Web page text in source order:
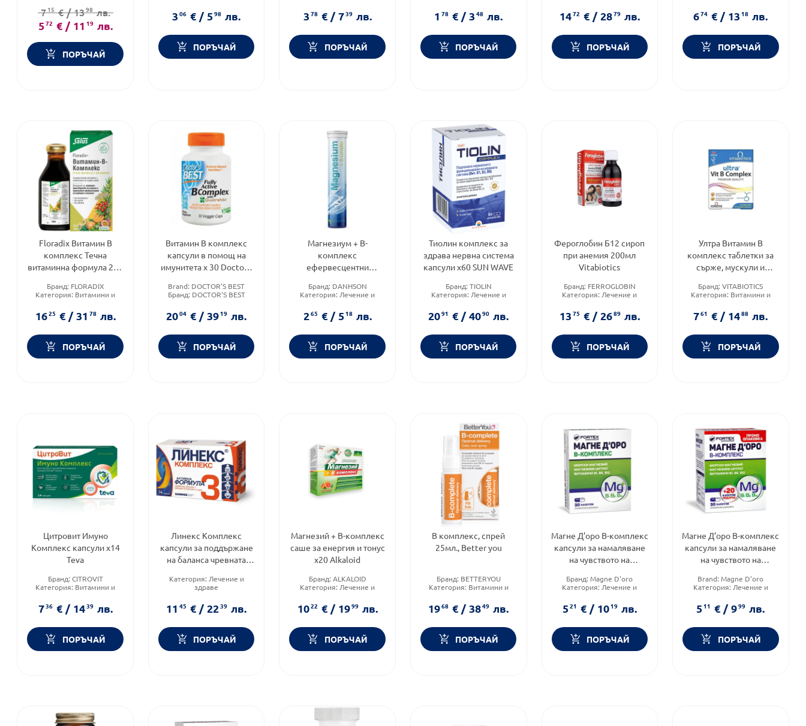
715€ / 1398лв.
572 € / 1119 лв.
ПОРЪЧАЙ
Форма на продукта:
таблетки
306 € / 598 лв.
ПОРЪЧАЙ
Форма на продукта:
таблетки
378 € / 739 лв.
ПОРЪЧАЙ
минерали
Форма на продукта:
178 € / 348 лв.
ПОРЪЧАЙ
Форма на продукта:
1472 € / 2879 лв.
ПОРЪЧАЙ
Форма на продукта:
674 € / 1318 лв.
ПОРЪЧАЙ
Floradix Витамин В
комплекс Течна
витаминна формула 250
Бранд: FLORADIX
Категория: Витамини и
Форма на продукта:
1625 € / 3178 лв.
ПОРЪЧАЙ
Витамин B комплекс
капсули в помощ на
имунитета х 30 Doctor's
Brand: DOCTOR'S BEST
Бранд: DOCTOR'S BEST
2004 € / 3919 лв.
ПОРЪЧАЙ
Магнезиум + В-
комплекс
ефервесцентни
умора х20
Бранд: DANHSON
Категория: Лечение и
Форма на продукта:
ефервесцентни таблетки
265 € / 518 лв.
ПОРЪЧАЙ
Тиолин комплекс за
здрава нервна система
капсули х60 SUN WAVE
Бранд: TIOLIN
Категория: Лечение и
Форма на продукта:
2091 € / 4090 лв.
ПОРЪЧАЙ
Фероглобин Б12 сироп
при анемия 200мл
Vitabiotics
Бранд: FERROGLOBIN
Категория: Лечение и
Форма на продукта:
1375 € / 2689 лв.
ПОРЪЧАЙ
Ултра Витамин B
комплекс таблетки за
сърже, мускули и
Vitabiotics
Бранд:VITABIOTICS
Категория: Витамини и
Форма на продукта:
таблетки
761 € / 1488 лв.
ПОРЪЧАЙ
Цитровит Имуно
Комплекс капсули x14
Teva
Бранд: CITROVIT
Категория: Витамини и
Форма на продукта:
736 € / 1439 лв.
ПОРЪЧАЙ
Линекс Комплекс
капсули за поддържане
на баланса чревната
Категория: Лечение и
здраве
COMPLEX
Форма на продукта:
капсули
1145 € / 2239 лв.
ПОРЪЧАЙ
Магнезий + В-комплекс
саше за енергия и тонус
х20 Alkaloid
Бранд: ALKALOID
Категория: Лечение и
1022 € / 1999 лв.
ПОРЪЧАЙ
B комплекс, спрей
25мл., Better you
Бранд: BETTERYOU
Категория: Витамини и
1968 € / 3849 лв.
ПОРЪЧАЙ
Магне Д’оро В-комплекс
капсули за намаляване
на чувството на
Бранд: Magne D'oro
Категория: Лечение и
Форма на продукта:
521 € / 1019 лв.
ПОРЪЧАЙ
Магне Д’оро В-комплекс
капсули за намаляване
на чувството на
х30+20
Brand: Magne D'oro
Категория: Лечение и
Форма на продукта:
511 € / 999 лв.
ПОРЪЧАЙ